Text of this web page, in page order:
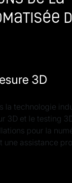
3D
la technologie
3D et le testing
pour la
une assistance